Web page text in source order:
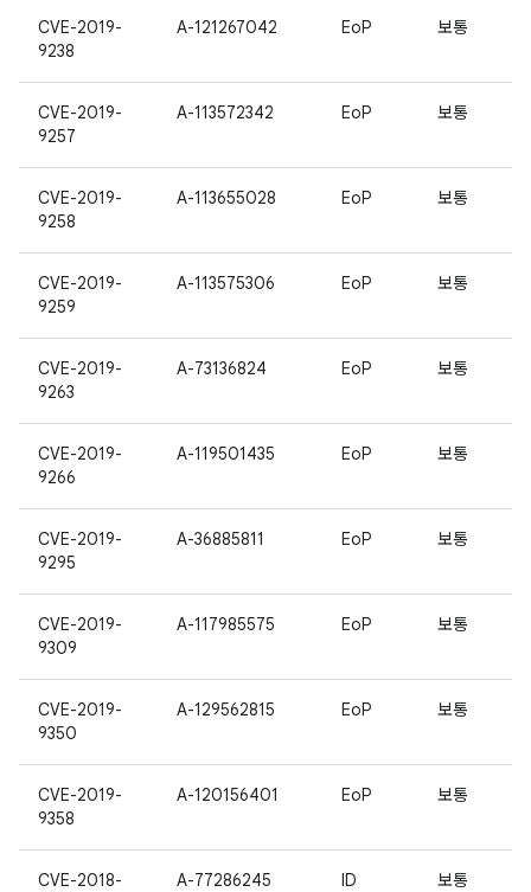
CVE-2019-
9238
A-121267042 EoP 보통
CVE-2019-
9257
A-113572342 EoP 보통
CVE-2019-
9258
A-113655028 EoP 보통
CVE-2019-
9259
A-113575306 EoP 보통
CVE-2019-
9263
A-73136824 EoP 보통
CVE-2019-
9266
A-119501435 EoP 보통
CVE-2019-
9295
A-36885811 EoP 보통
CVE-2019-
9309
A-117985575 EoP 보통
CVE-2019-
9350
A-129562815 EoP 보통
CVE-2019-
9358
A-120156401 EoP 보통
CVE-2018-
A-77286245 ID 보통